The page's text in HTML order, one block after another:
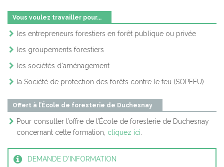
Vous voulez travailler pour...
les entrepreneurs forestiers en forêt publique ou privée
les groupements forestiers
les sociétés d'aménagement
la Société de protection des forêts contre le feu (SOPFEU)
Offert à l’École de foresterie de Duchesnay
Pour consulter l’offre de l’École de foresterie de Duchesnay
concernant cette formation, cliquez ici
DEMANDE D'INFORMATION